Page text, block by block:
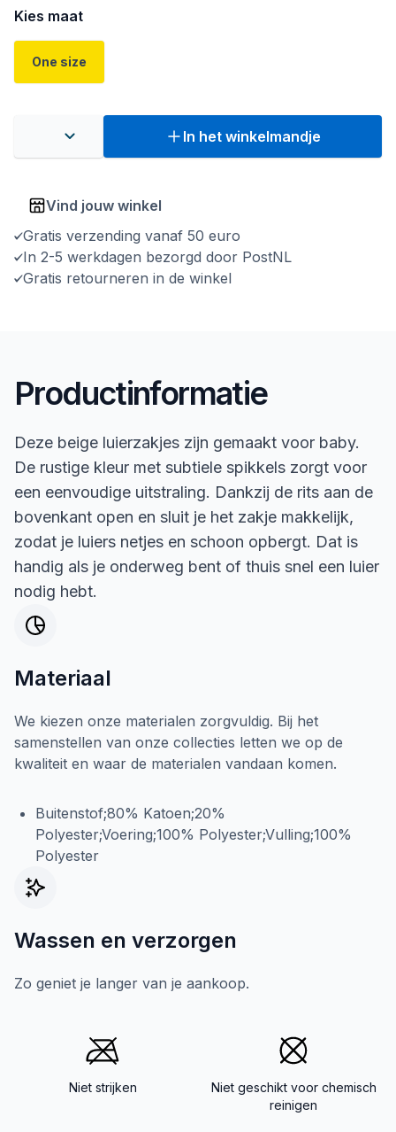
Kies maat
One size
In het winkelmandje
Vind jouw winkel
Gratis verzending vanaf 50 euro
In 2-5 werkdagen bezorgd door PostNL
Gratis retourneren in de winkel
Productinformatie
Deze beige luierzakjes zijn gemaakt voor baby.
De rustige kleur met subtiele spikkels zorgt voor
een eenvoudige uitstraling. Dankzij de rits aan de
bovenkant open en sluit je het zakje makkelijk,
zodat je luiers netjes en schoon opbergt. Dat is
handig als je onderweg bent of thuis snel een luier
nodig hebt.
Materiaal
We kiezen onze materialen zorgvuldig. Bij het
samenstellen van onze collecties letten we op de
kwaliteit en waar de materialen vandaan komen.
Buitenstof;80% Katoen;20%
Polyester;Voering;100% Polyester;Vulling;100%
Polyester
Wassen en verzorgen
Zo geniet je langer van je aankoop.
Niet strijken
Niet geschikt voor chemisch
reinigen